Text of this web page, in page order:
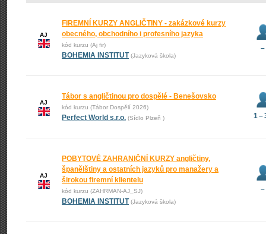
AJ
FIREMNÍ KURZY ANGLIČTINY - zakázkové kurzy
obecného, obchodního i profesního jazyka
kód kurzu (Aj fir)
BOHEMIA INSTITUT (Jazyková škola)
–
AJ
Tábor s angličtinou pro dospělé - Benešovsko
kód kurzu (Tábor Dospělí 2026)
Perfect World s.r.o. (Sídlo Plzeň ) 1 –
AJ
POBYTOVÉ ZAHRANIČNÍ KURZY angličtiny,
španělštiny a ostatních jazyků pro manažery a
širokou firemní klientelu
kód kurzu (ZAHRMAN-AJ_SJ)
BOHEMIA INSTITUT (Jazyková škola)
–